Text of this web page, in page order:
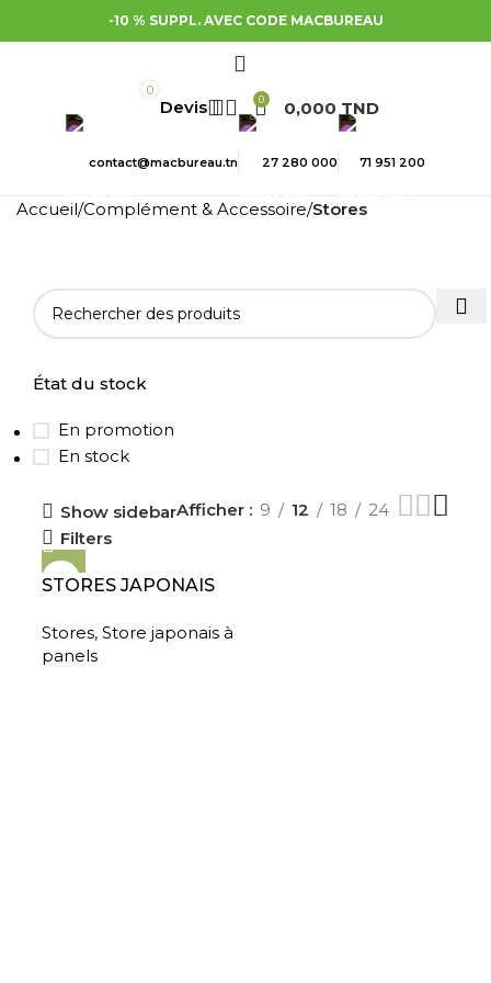
-10 % SUPPL. AVEC CODE MACBUREAU
0
0 0,000 TND
contact@macbureau.tn 27 280 000 71 951 200
Accueil Complément & Accessoire Stores
État du stock
En promotion
En stock
Show sidebarAfficher 9 12 18
24
Filters
STORES JAPONAIS
Stores,Store japonais à
panels